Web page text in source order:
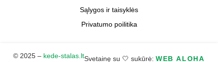
Sąlygos ir taisyklės
Privatumo poilitika
© 2025 – kede-stalas.ltSvetainę su 🤍 sukūrė: WEB ALOHA